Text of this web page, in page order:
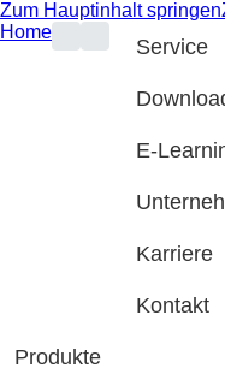
Zum Hauptinhalt springen
Home
Service
E-
Karriere
Kontakt
Produkte